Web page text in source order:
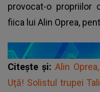
provocat-o propriilor
fiica lui Alin Oprea,
Citește și: Alin
Uță! Solistul trupei